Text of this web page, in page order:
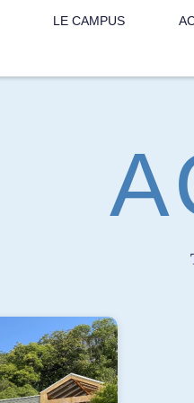
LE CAMPUS